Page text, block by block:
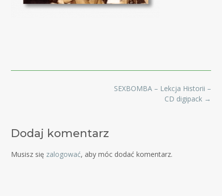
SEXBOMBA – Lekcja Historii –
CD digipack →
Dodaj komentarz
Musisz się zalogować, aby móc dodać komentarz.